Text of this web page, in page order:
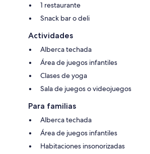
1 restaurante
Snack bar o deli
Actividades
Alberca techada
Área de juegos infantiles
Clases de yoga
Sala de juegos o videojuegos
Para familias
Alberca techada
Área de juegos infantiles
Habitaciones insonorizadas